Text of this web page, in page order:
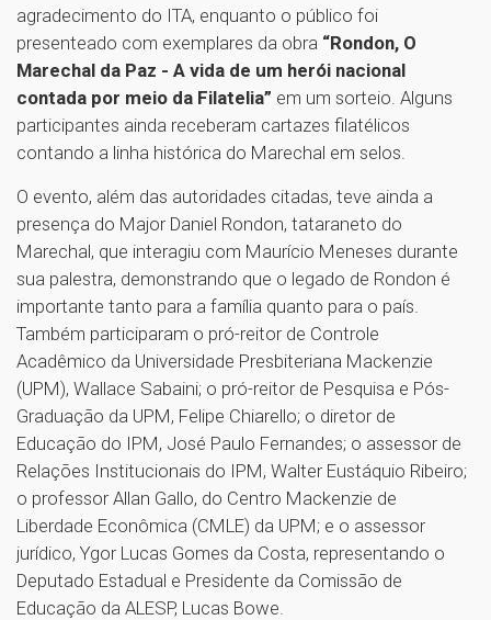
agradecimento do ITA, enquanto o público foi
presenteado com exemplares da obra “Rondon, O
Marechal da Paz - A vida de um herói nacional
contada por meio da Filatelia” em um sorteio. Alguns
participantes ainda receberam cartazes filatélicos
contando a linha histórica do Marechal em selos.
O evento, além das autoridades citadas, teve ainda a
presença do Major Daniel Rondon, tataraneto do
Marechal, que interagiu com Maurício Meneses durante
sua palestra, demonstrando que o legado de Rondon é
importante tanto para a família quanto para o país.
Também participaram o pró-reitor de Controle
Acadêmico da Universidade Presbiteriana Mackenzie
(UPM), Wallace Sabaini; o pró-reitor de Pesquisa e Pós-
Graduação da UPM, Felipe Chiarello; o diretor de
Educação do IPM, José Paulo Fernandes; o assessor de
Relações Institucionais do IPM, Walter Eustáquio Ribeiro;
o professor Allan Gallo, do Centro Mackenzie de
Liberdade Econômica (CMLE) da UPM; e o assessor
jurídico, Ygor Lucas Gomes da Costa, representando o
Deputado Estadual e Presidente da Comissão de
Educação da ALESP, Lucas Bowe.